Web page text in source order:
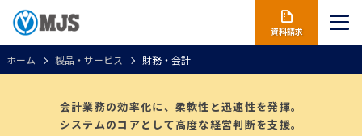
資料請求
ホーム 製品・サービス 財務・会計
会計業務の効率化に、柔軟性と迅速性を発揮。
システムのコアとして高度な経営判断を支援。